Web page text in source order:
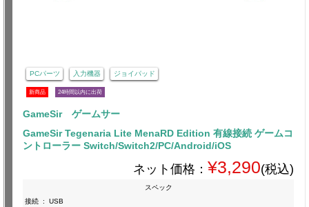
PCパーツ 入力機器 ジョイパッド
新商品 24時間以内に出荷
GameSir ゲームサー
GameSir Tegenaria Lite MenaRD Edition 有線接続 ゲームコ
ントローラー Switch/Switch2/PC/Android/iOS
ネット価格： ¥3,290(税込)
スペック
接続 :
USB